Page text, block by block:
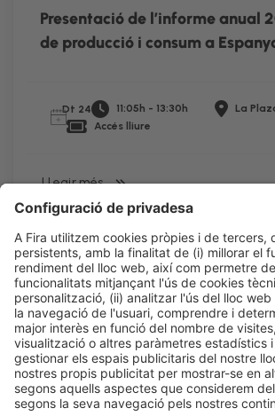
Presentació de l’informe anual
de producció i consum a
Dt 24 11:05h - 13:30h
La
Accés lliure
LLegir més
Informació legalAvís legal Política de privacitat